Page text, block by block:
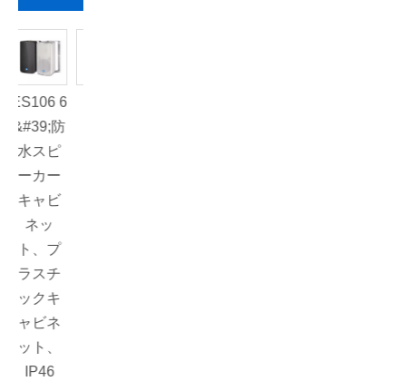
6
防
スピ
カー
ャビ
プ
スチ
クキ
ビネ
ト、
K112B